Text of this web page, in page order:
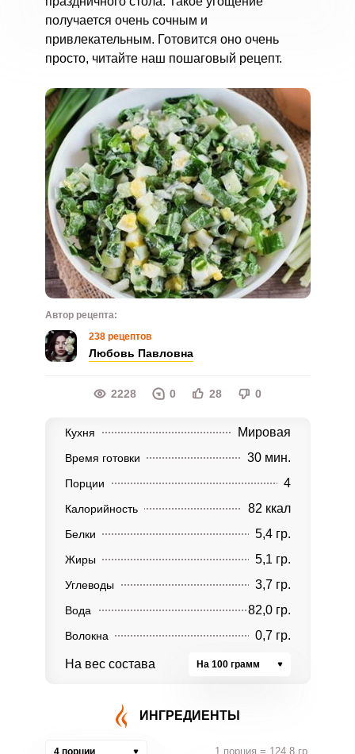
получается очень сочным и
привлекательным. Готовится оно очень
просто, читайте наш пошаговый рецепт.
Автор рецепта:
238 рецептов
Любовь Павловна
2228 0 28 0
Кухня Мировая
Время готовки 30 мин.
Порции 4
Калорийность 82 ккал
Белки 5,4 гр.
Жиры 5,1 гр.
Углеводы 3,7 гр.
Вода 82,0 гр.
Волокна 0,7 гр.
На вес состава На 100 грамм
ИНГРЕДИЕНТЫ
4 порции 1 порция = 124,8 гр.